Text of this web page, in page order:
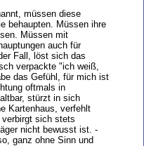
müssen diese
behaupten. Müssen ihre
Müssen mit
auch für
Fall, löst sich das
verpackte "ich weiß,
das Gefühl, für mich ist
oftmals in
stürzt in sich
Kartenhaus, verfehlt
sich stets
nicht bewusst ist. -
ganz ohne Sinn und